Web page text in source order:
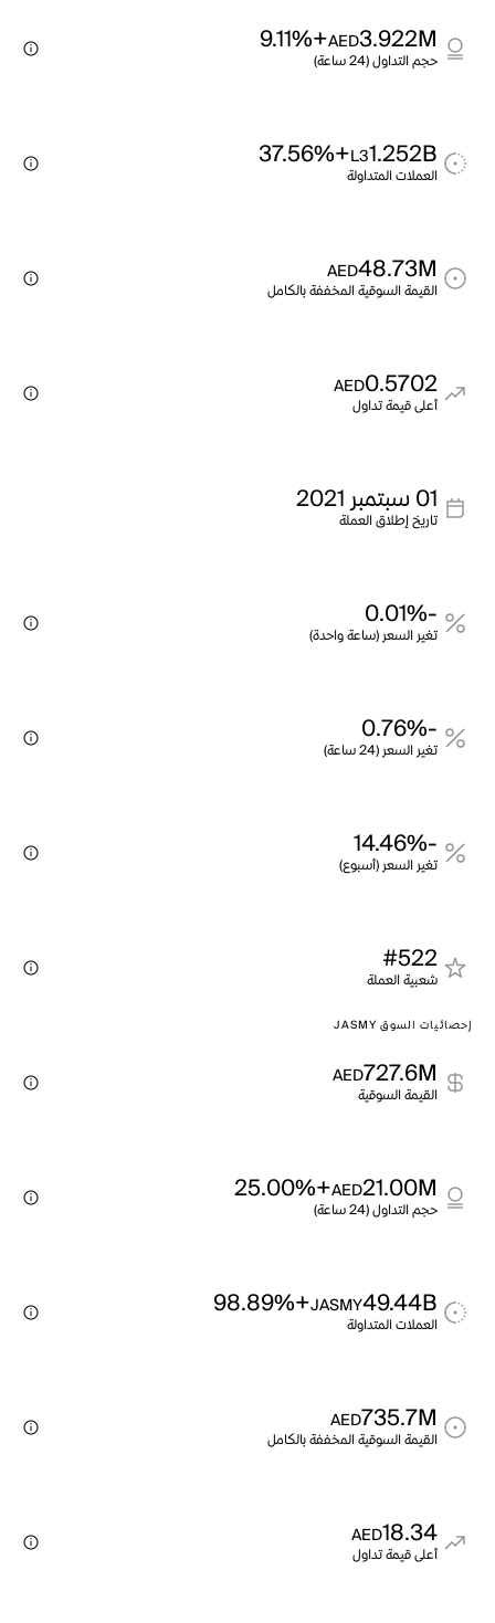
3.922M
AED
+9.11%
حجم التداول (24 ساعة)
1.252B
L3
+37.56%
العملات المتداولة
48.73M
AED
القيمة السوقية المخففة بالكامل
0.5702
AED
أعلى قيمة تداول
01 سبتمبر 2021
تاريخ إطلاق العملة
-0.01%
تغير السعر (ساعة واحدة)
-0.76%
تغير السعر (24 ساعة)
-14.46%
تغير السعر (أسبوع)
#522
شعبية العملة
إحصائيات السوق JASMY
727.6M
AED
القيمة السوقية
21.00M
AED
+25.00%
حجم التداول (24 ساعة)
49.44B
JASMY
+98.89%
العملات المتداولة
735.7M
AED
القيمة السوقية المخففة بالكامل
18.34
AED
أعلى قيمة تداول